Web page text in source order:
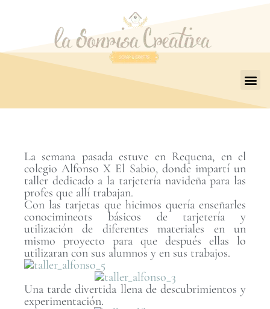
La semana pasada estuve en Requena, en el
colegio Alfonso X El Sabio, donde impartí un
taller dedicado a la tarjetería navideña para las
profes que allí trabajan.
Con las tarjetas que hicimos quería enseñarles
conocimineots básicos de tarjetería y
utilización de diferentes materiales en un
mismo proyecto para que después ellas lo
utilizaran con sus alumnos y en sus trabajos.
Una tarde divertida llena de descubrimientos y
experimentación.